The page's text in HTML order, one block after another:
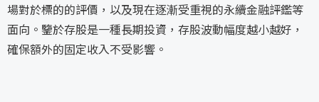
場對於標的的評價，以及現在逐漸受重視的永續金融評鑑等
面向。鑒於存股是一種長期投資，存股波動幅度越小越好，
確保額外的固定收入不受影響。